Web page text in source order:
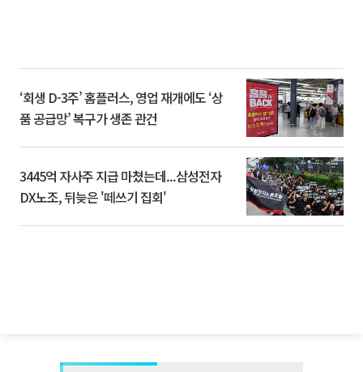
‘회생 D-3주’ 홈플러스, 영업 재개에도 ‘상
품 공급망’ 복구가 생존 관건
3445억 자사주 지급 마쳤는데...삼성전자
DX노조, 뒤늦은 '떼쓰기 집회'